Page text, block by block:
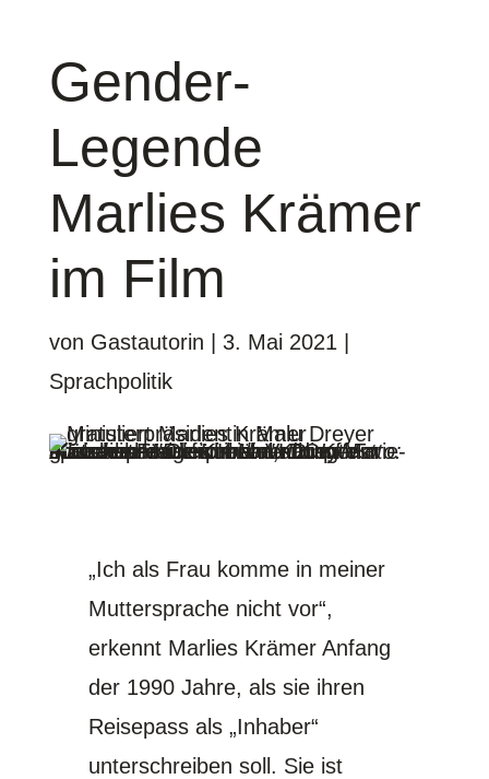
Gender-
Legende
Marlies Krämer
im Film
von Gastautorin 3. Mai 2021
Sprachpolitik
Ministerpräsidentin Malu Dreyer gratuliert Marlies Krämer zum Marie-Juchacz-Frauenpreis: Verdiente Auszeichnung für ihren Kampf um sprachliche Gleichbehandlung.
Foto: Filmszene "Die Kundin", DOK.fest München
„Ich als Frau komme in meiner
Muttersprache nicht vor“,
erkennt Marlies Krämer Anfang
der 1990 Jahre, als sie ihren
Reisepass als „Inhaber“
unterschreiben soll. Sie ist